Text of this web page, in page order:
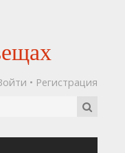
• Регистрация